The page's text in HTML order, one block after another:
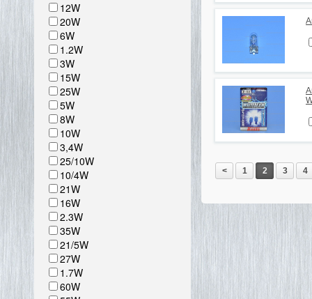
12W
20W
6W
1.2W
3W
15W
25W
5W
8W
10W
3,4W
25/10W
10/4W
21W
16W
2.3W
35W
21/5W
27W
1.7W
60W
< 1 2 3 4